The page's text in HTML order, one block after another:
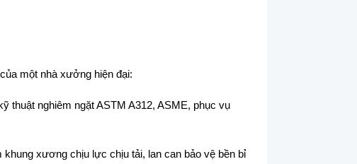
một nhà xưởng hiện đại:
thuật nghiêm ngặt ASTM A312, ASME, phục vụ
xương chịu lực chịu tải, lan can bảo vệ bền bỉ